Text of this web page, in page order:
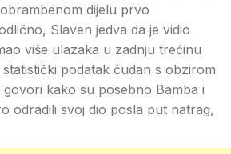
dijelu prvo
Slaven jedva da je vidio
više ulazaka u zadnju trećinu
podatak čudan s obzirom
kako su posebno Bamba i
odradili svoj dio posla put natrag,